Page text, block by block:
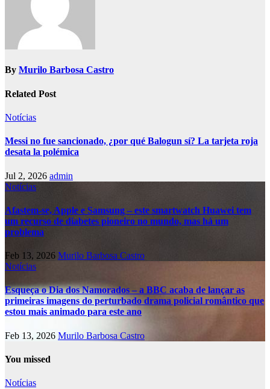
By Murilo Barbosa Castro
Related Post
Notícias
Messi no fue sancionado, ¿por qué Balogun sí? La tarjeta roja
desata la polémica
Jul 2, 2026 admin
Notícias
Afastem-se, Apple e Samsung – este smartwatch Huawei tem
um recurso de diabetes pioneiro no mundo, mas há um
problema
Feb 13, 2026 Murilo Barbosa Castro
Notícias
Esqueça o Dia dos Namorados – a BBC acaba de lançar as
primeiras imagens do perturbado drama policial romântico que
estou mais animado para este ano
Feb 13, 2026 Murilo Barbosa Castro
You missed
Notícias